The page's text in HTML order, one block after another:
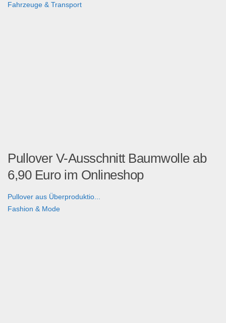
Fahrzeuge & Transport
Pullover V-Ausschnitt Baumwolle ab
6,90 Euro im Onlineshop
Pullover aus Überproduktio...
Fashion & Mode